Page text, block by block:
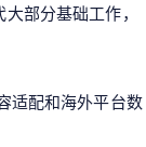
部分基础工作，
适配和海外平台数